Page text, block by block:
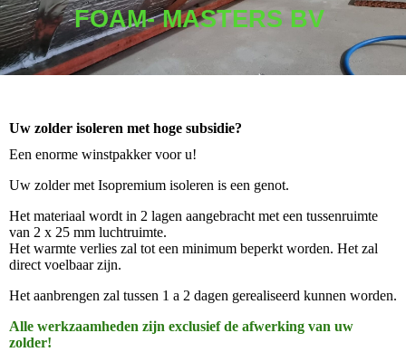
FOAM- MASTERS BV
Uw zolder isoleren met hoge subsidie?
Een enorme winstpakker voor u!
Uw zolder met Isopremium isoleren is een genot.
Het materiaal wordt in 2 lagen aangebracht met een tussenruimte
van 2 x 25 mm luchtruimte.
Het warmte verlies zal tot een minimum beperkt worden. Het zal
direct voelbaar zijn.
Het aanbrengen zal tussen 1 a 2 dagen gerealiseerd kunnen worden.
Alle werkzaamheden zijn exclusief de afwerking van uw
zolder!